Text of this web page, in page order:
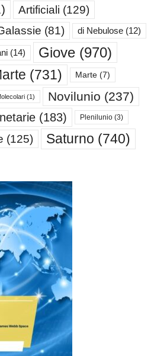
Artificiali (129)
(81) di Nebulose (12)
(14) Giove (970)
(731) Marte (7)
(1) Novilunio (237)
(183) Plenilunio (3)
(125) Saturno (740)